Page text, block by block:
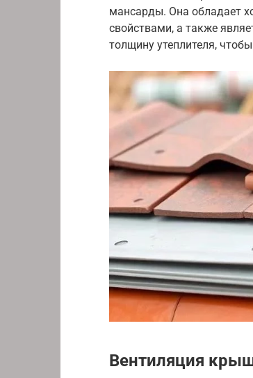
мансарды. Она обладает
свойствами, а также
толщину утеплителя,
Вентиляция